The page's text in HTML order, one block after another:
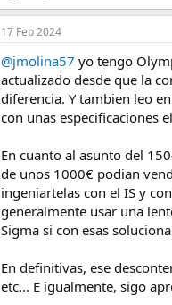
17 Feb 2024
@jmolina57 yo tengo
actualizado desde que la
diferencia. Y tambien leo
con unas especificaciones
En cuanto al asunto del
de unos 1000€ podian
ingeniartelas con el IS y
generalmente usar una
Sigma si con esas
En definitivas, ese
etc... E igualmente, sigo